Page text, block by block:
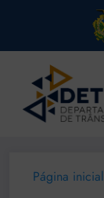
conteúdo
Página inicial